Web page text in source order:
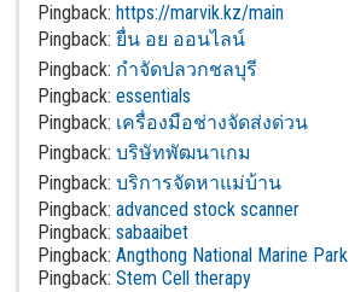
Pingback: https://marvik.kz/main
Pingback: ยื่น อย ออนไลน์
Pingback: กำจัดปลวกชลบุรี
Pingback: essentials
Pingback: เครื่องมือช่างจัดส่งด่วน
Pingback: บริษัทพัฒนาเกม
Pingback: บริการจัดหาแม่บ้าน
Pingback: advanced stock scanner
Pingback: sabaaibet
Pingback: Angthong National Marine Park
Pingback: Stem Cell therapy